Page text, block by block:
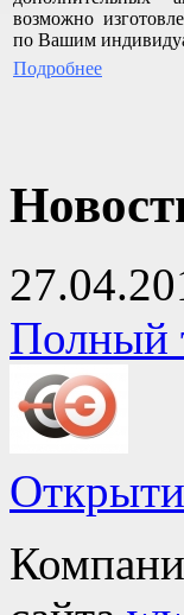
возможно
по Вашим
Подробнее
Полный